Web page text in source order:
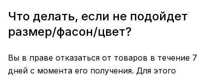
Что делать, если не подойдет
размер/фасон/цвет?
Вы в праве отказаться от товаров в течение 7
дней с момента его получения. Для этого